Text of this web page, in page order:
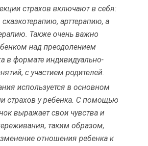
страхов включают в себя:
арттерапию, а
Также очень важно
над преодолением
в формате индивидуально-
с участием родителей.
используется в основном
страхов у ребенка. С помощью
выражает свои чувства и
таким образом,
отношения ребенка к